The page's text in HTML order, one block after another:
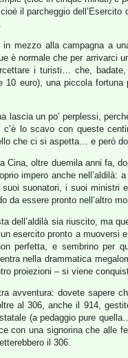
il parcheggio
in mezzo alla campagna a
è normale che per arrivarci
i turisti… che,
10 euro), una piccola
lascia un po’ perplessi,
lo scavo con queste
che ci si aspetta… e però
Cina, oltre duemila anni fa,
impero anche
suonatori, i suoi ministri
da essere pronto nell’altro
dell’aldilà sia riuscito, ma
esercito pronto a
perfetta, e sembrino per
nella drammatica
proiezioni – si viene
avventura: dovete sapere
al 306, anche il 914,
(a pedaggio pure
con una signorina che alle
il 306.